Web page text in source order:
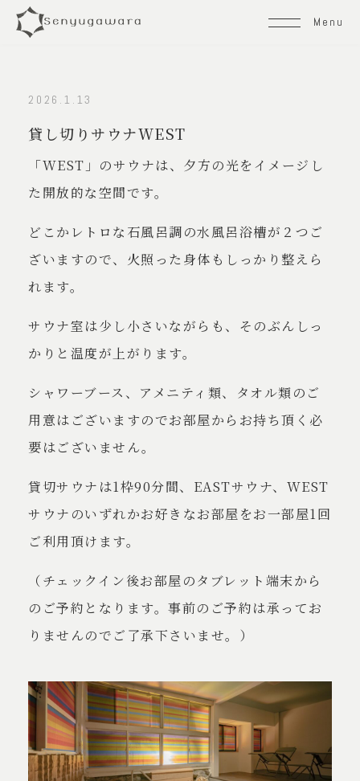
コンセプト
オールインクルーシブな滞在
客室と温泉
アクセスと散策
お知らせ
お問い合わせ
よくある質問
採用情報
Menu
2026.1.13
貸し切りサウナWEST
「WEST」のサウナは、夕方の光をイメージし
た開放的な空間です。
どこかレトロな石風呂調の水風呂浴槽が２つご
ざいますので、火照った身体もしっかり整えら
れます。
サウナ室は少し小さいながらも、そのぶんしっ
かりと温度が上がります。
シャワーブース、アメニティ類、タオル類のご
用意はございますのでお部屋からお持ち頂く必
要はございません。
貸切サウナは1枠90分間、EASTサウナ、WEST
サウナのいずれかお好きなお部屋をお一部屋1回
ご利用頂けます。
（チェックイン後お部屋のタブレット端末から
のご予約となります。事前のご予約は承ってお
りませんのでご了承下さいませ。）